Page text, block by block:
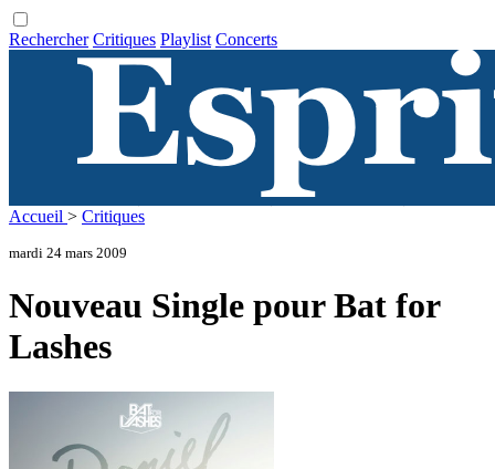
Rechercher Critiques Playlist Concerts
Accueil > Critiques
mardi 24 mars 2009
Nouveau Single pour Bat for
Lashes